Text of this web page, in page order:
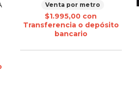
Venta por metro
$1.995,00 con
Transferencia o depósito
bancario